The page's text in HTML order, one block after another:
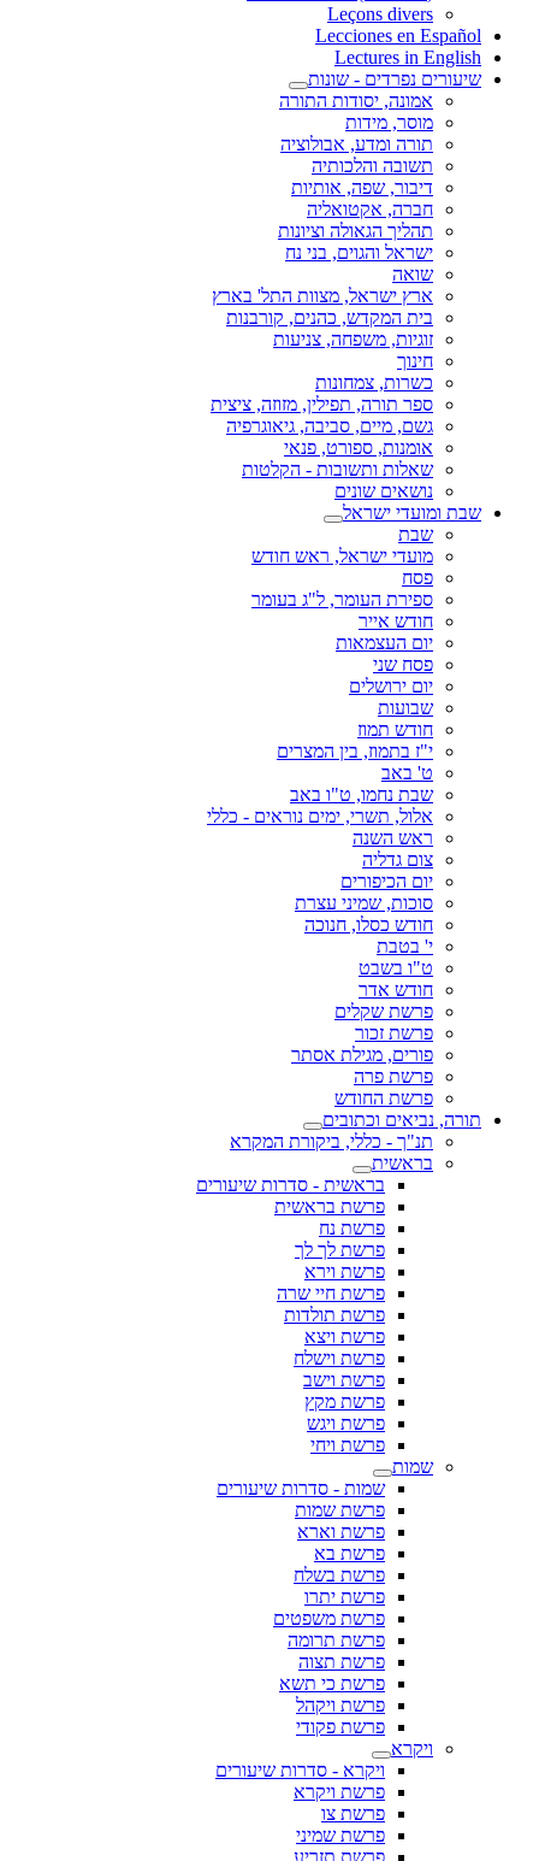
Leçons divers
Lecciones en Español
Lectures in English
שיעורים נפרדים - שונות
אמונה, יסודות התורה
מוסר, מידות
תורה ומדע, אבולוציה
תשובה והלכותיה
דיבור, שפה, אותיות
חברה, אקטואליה
תהליך הגאולה וציונות
ישראל והגוים, בני נח
שואה
ארץ ישראל, מצוות התל' בארץ
בית המקדש, כהנים, קורבנות
זוגיות, משפחה, צניעות
חינוך
כשרות, צמחונות
ספר תורה, תפילין, מזוזה, ציצית
גשם, מיים, סביבה, גיאוגרפיה
אומנות, ספורט, פנאי
שאלות ותשובות - הקלטות
נושאים שונים
שבת ומועדי ישראל
שבת
מועדי ישראל, ראש חודש
פסח
ספירת העומר, ל"ג בעומר
חודש אייר
יום העצמאות
פסח שני
יום ירושלים
שבועות
חודש תמוז
י"ז בתמוז, בין המצרים
ט' באב
שבת נחמו, ט"ו באב
אלול, תשרי, ימים נוראים - כללי
ראש השנה
צום גדליה
יום הכיפורים
סוכות, שמיני עצרת
חודש כסלו, חנוכה
י' בטבת
ט"ו בשבט
חודש אדר
פרשת שקלים
פרשת זכור
פורים, מגילת אסתר
פרשת פרה
פרשת החודש
תורה, נביאים וכתובים
תנ"ך - כללי, ביקורת המקרא
בראשית
בראשית - סדרות שיעורים
פרשת בראשית
פרשת נח
פרשת לך לך
פרשת וירא
פרשת חיי שרה
פרשת תולדות
פרשת ויצא
פרשת וישלח
פרשת וישב
פרשת מקץ
פרשת ויגש
פרשת ויחי
שמות
שמות - סדרות שיעורים
פרשת שמות
פרשת וארא
פרשת בא
פרשת בשלח
פרשת יתרו
פרשת משפטים
פרשת תרומה
פרשת תצוה
פרשת כי תשא
פרשת ויקהל
פרשת פקודי
ויקרא
ויקרא - סדרות שיעורים
פרשת ויקרא
פרשת צו
פרשת שמיני